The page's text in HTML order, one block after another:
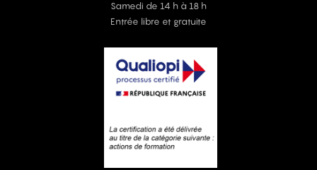
Samedi de 14 h à 18 h
Entrée libre et gratuite